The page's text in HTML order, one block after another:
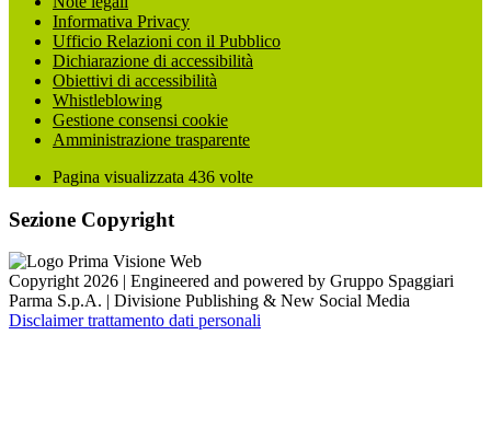
Informativa Privacy
Ufficio Relazioni con il Pubblico
Dichiarazione di accessibilità
Obiettivi di accessibilità
Whistleblowing
Gestione consensi cookie
Amministrazione trasparente
Pagina visualizzata 436 volte
Sezione Copyright
Copyright 2026 | Engineered and powered by Gruppo Spaggiari
Parma S.p.A. | Divisione Publishing & New Social Media
Disclaimer trattamento dati personali